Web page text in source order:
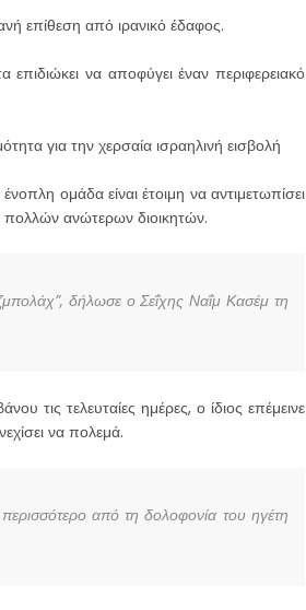
επίθεση από ιρανικό έδαφος.
να αποφύγει έναν περιφερειακό
για την χερσαία ισραηλινή εισβολή
ομάδα είναι έτοιμη να αντιμετωπίσει
πολλών ανώτερων διοικητών.
δήλωσε ο Σεΐχης Ναΐμ Κασέμ τη
τις τελευταίες ημέρες, ο ίδιος επέμεινε
να πολεμά.
από τη δολοφονία του ηγέτη